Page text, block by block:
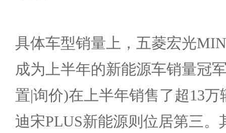
具体车型销量上，五菱宏光
成为上半年的新能源车销量冠
置|询价)在上半年销售了超13
迪宋PLUS新能源则位居第三